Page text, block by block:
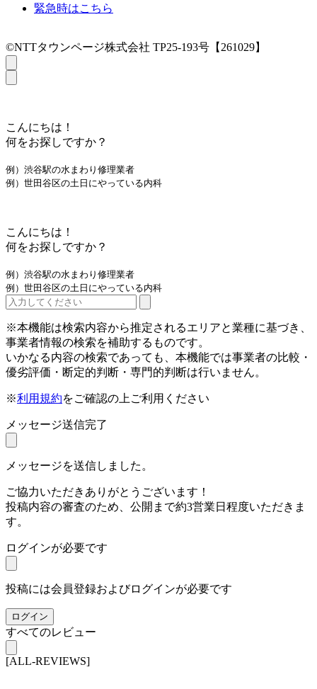
緊急時はこちら
©NTTタウンページ株式会社 TP25-193号【261029】
こんにちは！
何をお探しですか？
例）渋谷駅の水まわり修理業者
例）世田谷区の土日にやっている内科
こんにちは！
何をお探しですか？
例）渋谷駅の水まわり修理業者
例）世田谷区の土日にやっている内科
※本機能は検索内容から推定されるエリアと業種に基づき、
事業者情報の検索を補助するものです。
いかなる内容の検索であっても、本機能では事業者の比較・
優劣評価・断定的判断・専門的判断は行いません。
※利用規約をご確認の上ご利用ください
メッセージ送信完了
メッセージを送信しました。
ご協力いただきありがとうございます！
投稿内容の審査のため、公開まで約3営業日程度いただきま
す。
ログインが必要です
投稿には会員登録およびログインが必要です
ログイン
すべてのレビュー
[ALL-REVIEWS]